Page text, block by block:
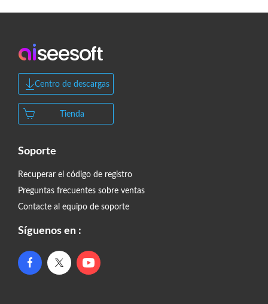
Centro de descargas
Tienda
Soporte
Recuperar el código de registro
Preguntas frecuentes sobre ventas
Contacte al equipo de soporte
Síguenos en :